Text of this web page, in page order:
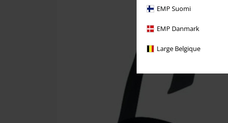
EMP Suomi
EMP Danmark
Large Belgique